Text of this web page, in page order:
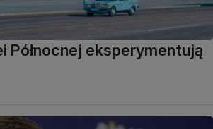
Północnej eksperymentują